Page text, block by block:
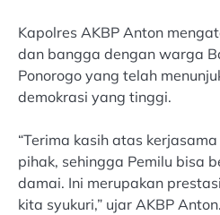
Kapolres AKBP Anton
dan bangga dengan warga
Ponorogo yang telah
demokrasi yang tinggi.
“Terima kasih atas
pihak, sehingga Pemilu bisa
damai. Ini merupakan
kita syukuri,” ujar AKBP Anton.